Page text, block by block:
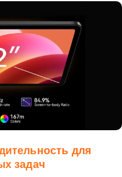
для
задач